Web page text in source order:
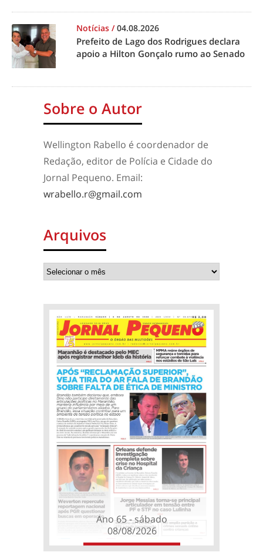
Notícias /04.08.2026
Prefeito de Lago dos Rodrigues declara
apoio a Hilton Gonçalo rumo ao Senado
Sobre o Autor
Wellington Rabello é coordenador de
Redação, editor de Polícia e Cidade do
Jornal Pequeno. Email:
wrabello.r@gmail.com
Arquivos
Ano 65 - sábado
08/08/2026